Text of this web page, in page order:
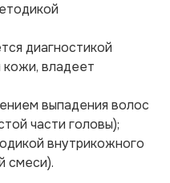
диагностикой
кожи, владеет
выпадения волос
части головы);
внутрикожного
смеси).